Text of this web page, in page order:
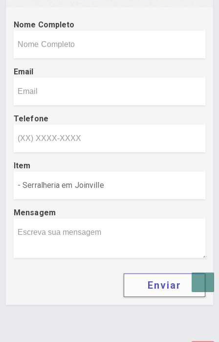
Nome Completo
Email
Telefone
Item
Mensagem
Enviar